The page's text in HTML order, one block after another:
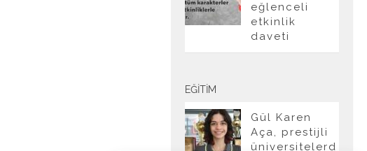
eğlenceli
etkinlik
daveti
EĞITIM
Gül Karen
Aça, prestijli
üniversitelerd